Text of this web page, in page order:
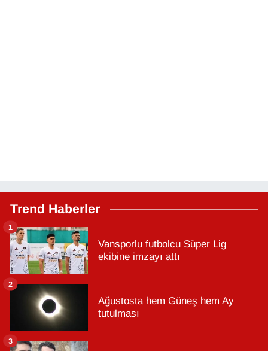
Trend Haberler
Vansporlu futbolcu Süper Lig
ekibine imzayı attı
1
Ağustosta hem Güneş hem Ay
tutulması
2
3